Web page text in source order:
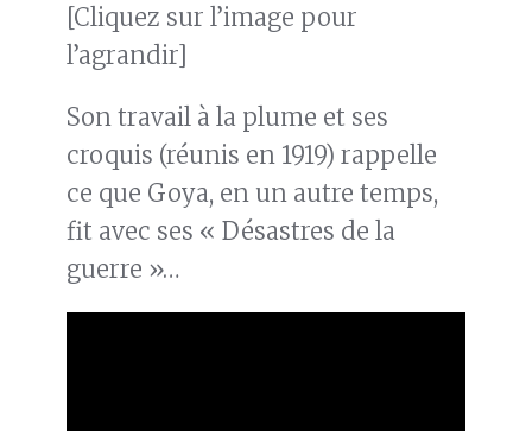
[Cliquez sur l’image pour
l’agrandir]
Son travail à la plume et ses
croquis (réunis en 1919) rappelle
ce que Goya, en un autre temps,
fit avec ses « Désastres de la
guerre »…